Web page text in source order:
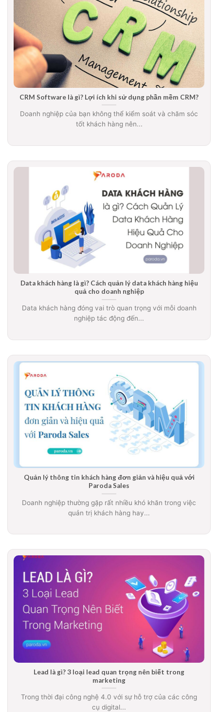
CRM Software là gì? Lợi ích khi sử dụng phần mềm CRM?
Doanh nghiệp của bạn không thể kiểm soát và chăm sóc
tốt khách hàng nên...
Data khách hàng là gì? Cách quản lý data khách hàng hiệu
quả cho doanh nghiệp
Data khách hàng đóng vai trò quan trọng với mỗi doanh
nghiệp tác động đến...
Quản lý thông tin khách hàng đơn giản và hiệu quả với
Paroda Sales
Doanh nghiệp thường gặp rất nhiều khó khăn trong việc
quản trị khách hàng hay...
Lead là gì? 3 loại lead quan trọng nên biết trong
marketing
Trong thời đại công nghệ 4.0 với sự hỗ trợ của các công
cụ digital...